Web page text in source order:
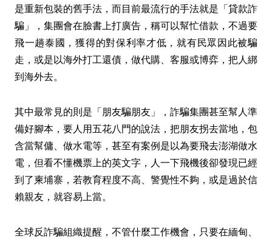
是重新包裝的舊手法，而目前最流行的手法就是「貸款詐
騙」，集團會在臉書上打廣告，稱可以幫忙借款，不過要
飛一趟泰國，獲得的對保利率才低，就有民眾因此被騙
走，或是以海外打工還債，做代購、客服或博弈，把人綁
到海外去。
其中最常見的則是「朋友騙朋友」，詐騙集團甚至幫人準
備好腳本，要人用五花八門的說法，把朋友拐去當地，包
含當幫傭、做水電等，甚至有案例是以為要飛去澎湖做水
電，但看不懂機票上的英文字，人一下飛機後卻發現已經
到了柬埔寨，若教育程度不高、警覺性不夠，或是過於信
賴親友，就容易上當。
全球反詐騙組織提醒，不管什麼工作機會，只要在緬甸、